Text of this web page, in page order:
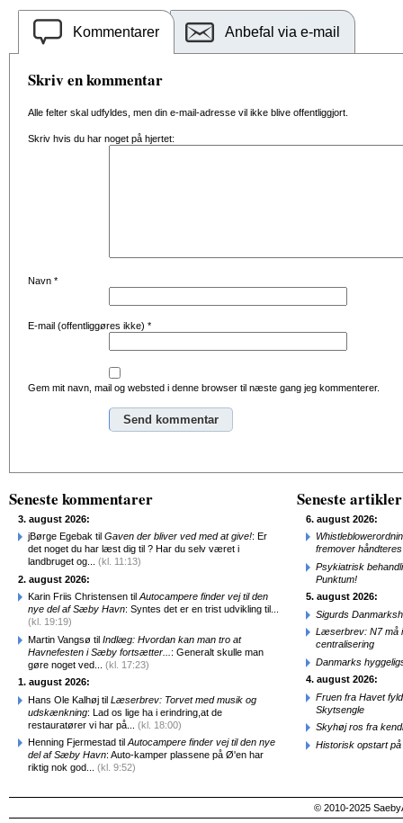
Kommentarer Anbefal via e-mail
Skriv en kommentar
Alle felter skal udfyldes, men din e-mail-adresse vil ikke blive offentliggjort.
Skriv hvis du har noget på hjertet:
Navn *
E-mail (offentliggøres ikke) *
Gem mit navn, mail og websted i denne browser til næste gang jeg kommenterer.
Seneste kommentarer
3. august 2026:
jBørge Egebak til Gaven der bliver ved med at give!: Er
det noget du har læst dig til ? Har du selv været i
landbruget og... (kl. 11:13)
2. august 2026:
Karin Friis Christensen til Autocampere finder vej til den
nye del af Sæby Havn: Syntes det er en trist udvikling til...
(kl. 19:19)
Martin Vangsø til Indlæg: Hvordan kan man tro at
Havnefesten i Sæby fortsætter... : Generalt skulle man
gøre noget ved... (kl. 17:23)
1. august 2026:
Hans Ole Kalhøj til Læserbrev: Torvet med musik og
udskænkning: Lad os lige ha i erindring,at de
restauratører vi har på... (kl. 18:00)
Henning Fjermestad til Autocampere finder vej til den nye
del af Sæby Havn: Auto-kamper plassene på Ø'en har
riktig nok god... (kl. 9:52)
Seneste artikler
6. august 2026:
fremover
Psykiatrisk
Punktum!
5. august 2026:
Sigurds
Læserbrev: N7 må
centralisering
Danmarks
4. august 2026:
Fruen fra Havet
Skytsengle
Skyhøj ros fra
Historisk opstart
© 2010-2025